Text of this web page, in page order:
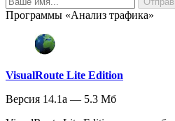
Программы «Анализ трафика»
VisualRoute Lite Edition
Версия 14.1a — 5.3 Мб